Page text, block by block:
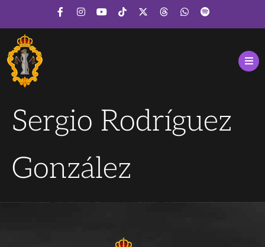
Sergio Rodríguez
González